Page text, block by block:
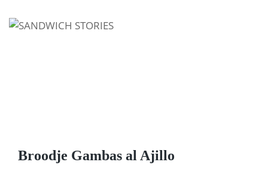
I'm looking for
Broodje Gambas al Ajillo